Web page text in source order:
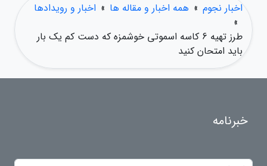
اخبار نجوم » همه اخبار و مقاله ها » اخبار و رویدادها
»
طرز تهیه 6 کاسه اسموتی خوشمزه که دست کم یک بار
باید امتحان کنید
خبرنامه